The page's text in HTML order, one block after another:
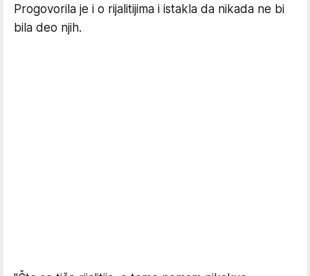
Progovorila je i o rijalitijima i istakla da nikada ne bi
bila deo njih.